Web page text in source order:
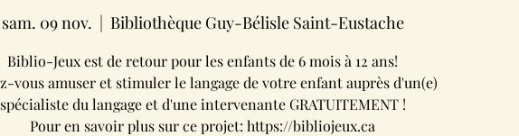
sam. 09 nov.
  |
Bibliothèque Guy-Bélisle Saint-Eustache
Biblio-Jeux est de retour pour les enfants de 6 mois à 12 ans!
vous amuser et stimuler le langage de votre enfant auprès d'un(e)
spécialiste du langage et d'une intervenante GRATUITEMENT !
Pour en savoir plus sur ce projet: https://bibliojeux.ca